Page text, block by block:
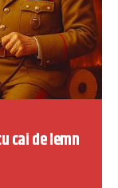
cai de lemn